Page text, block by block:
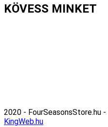
KÖVESS MINKET
2020 - FourSeasonsStore.hu
KingWeb.hu